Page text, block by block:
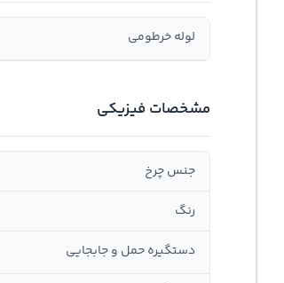
لوله خرطومی
مشخصات فیزیکی
جنس چرخ
رنگ
دستگیره حمل و جابجایی